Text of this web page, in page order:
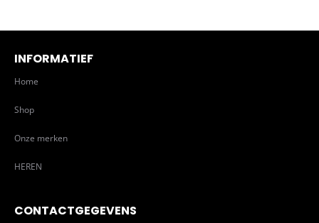
INFORMATIEF
Home
Shop
Onze merken
HEREN
CONTACTGEGEVENS